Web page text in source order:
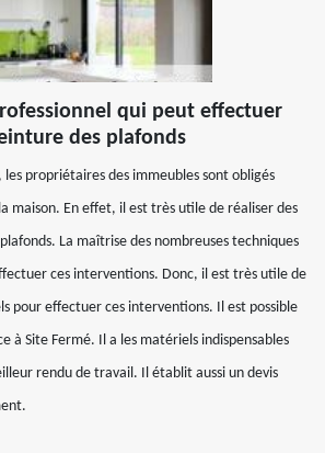
qui peut effectuer
des plafonds
les propriétaires des immeubles sont obligés
maison. En effet, il est très utile de réaliser des
La maîtrise des nombreuses techniques
ces interventions. Donc, il est très utile de
pour effectuer ces interventions. Il est possible
à Site Fermé. Il a les matériels indispensables
rendu de travail. Il établit aussi un devis